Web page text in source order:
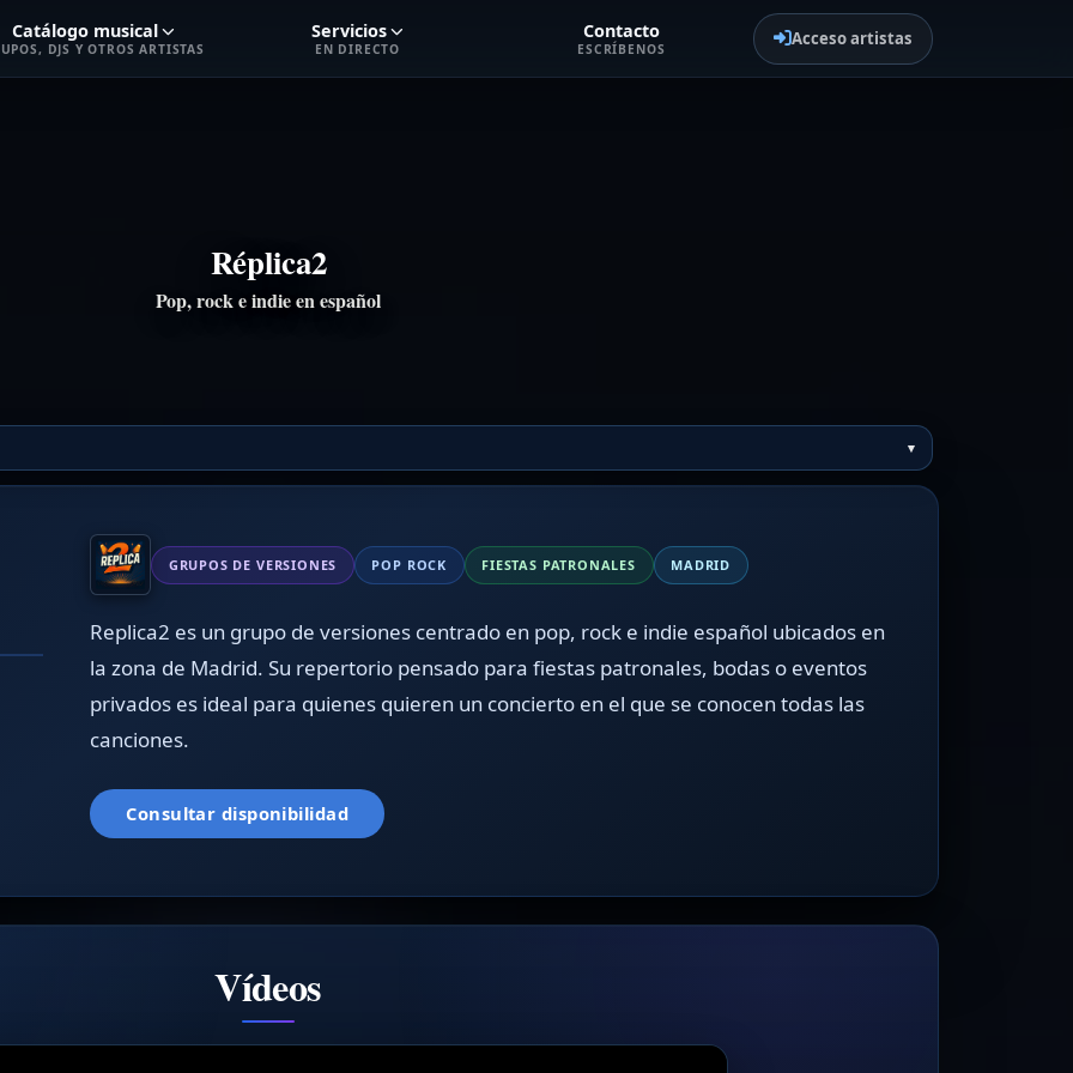
Catálogo musical
DJS Y OTROS ARTISTAS
Servicios
EN DIRECTO
Contacto
ESCRÍBENOS
Acceso artistas
Réplica2
Pop, rock e indie en español
GRUPOS DE VERSIONES POP ROCK FIESTAS PATRONALES MADRID
Replica2 es un grupo de versiones centrado en pop, rock e indie español ubicados en
la zona de Madrid. Su repertorio pensado para fiestas patronales, bodas o eventos
privados es ideal para quienes quieren un concierto en el que se conocen todas las
canciones.
Consultar disponibilidad
Vídeos